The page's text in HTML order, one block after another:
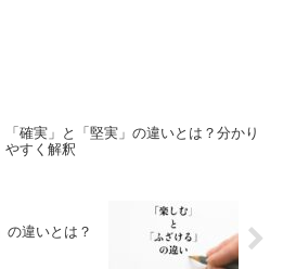
「確実」と「堅実」の違いとは？分かり
やすく解釈
の違いとは？